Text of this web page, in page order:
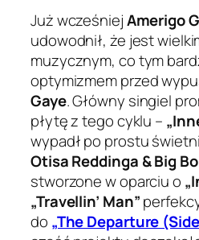
Już wcześniejAmerigo
udowodnił, że jest
muzycznym, co tym
optymizmem przed
Gaye. Główny singiel
płytę z tego cyklu –
wypadł po prostu
Otisa Reddinga & Big
stworzone w oparciu o
„Travellin’ Man”
do „The Departure